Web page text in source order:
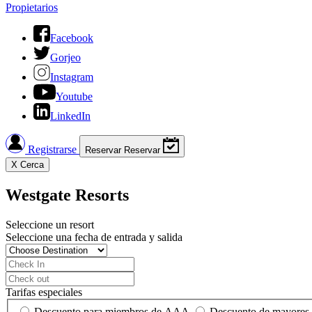
Propietarios
Facebook
Gorjeo
Instagram
Youtube
LinkedIn
Registrarse Reservar Reservar
X Cerca
Westgate Resorts
Seleccione un resort
Seleccione una fecha de entrada y salida
Tarifas especiales